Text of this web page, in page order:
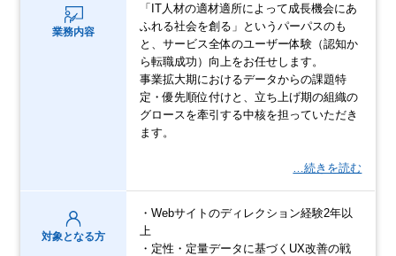
業務内容
「IT人材の適材適所によって成長機会にあ
ふれる社会を創る」というパーパスのも
と、サービス全体のユーザー体験（認知か
ら転職成功）向上をお任せします。
事業拡大期におけるデータからの課題特
定・優先順位付けと、立ち上げ期の組織の
グロースを牽引する中核を担っていただき
ます。
…続きを読む
対象となる方
・Webサイトのディレクション経験2年以
上
・定性・定量データに基づくUX改善の戦